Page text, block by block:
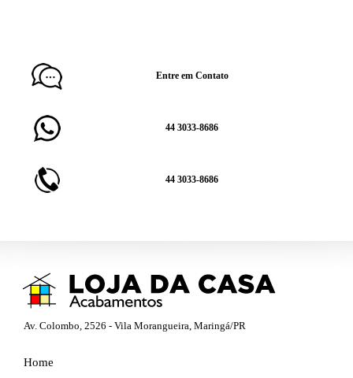
Entre em Contato
44 3033-8686
44 3033-8686
Av. Colombo, 2526 - Vila Morangueira, Maringá/PR
Home